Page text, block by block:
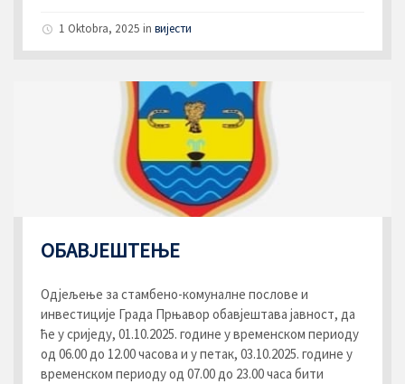
1 Oktobra, 2025 in вијести
ОБАВЈЕШТЕЊЕ
Одјељење за стамбено-комуналне послове и
инвестиције Града Прњавор обавјештава јавност, да
ће у сриједу, 01.10.2025. године у временском периоду
од 06.00 до 12.00 часова и у петак, 03.10.2025. године у
временском периоду од 07.00 до 23.00 часа бити